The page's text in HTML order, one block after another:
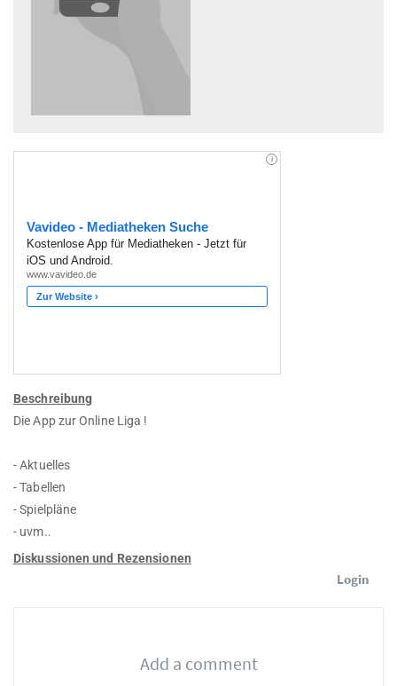
Beschreibung
Die App zur Online Liga !
- Aktuelles
- Tabellen
- Spielpläne
- uvm..
Diskussionen und Rezensionen
Login